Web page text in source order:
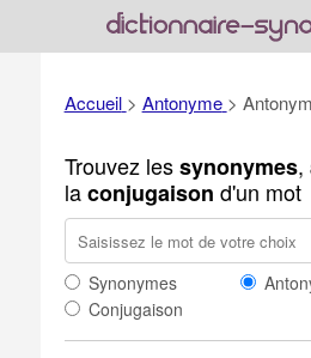
Accueil > Antonyme >
Trouvez lessynonymes,
laconjugaison d'un mot
Synonymes
Conjugaison